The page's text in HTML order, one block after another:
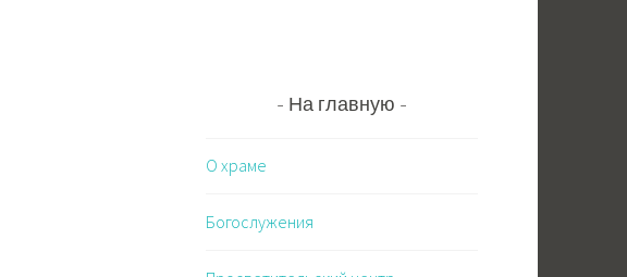
На главную
О храме
Богослужения